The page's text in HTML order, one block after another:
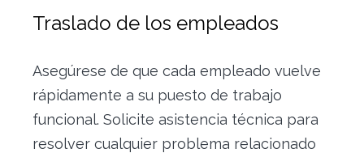
Traslado de los empleados
Asegúrese de que cada empleado vuelve
rápidamente a su puesto de trabajo
funcional. Solicite asistencia técnica para
resolver cualquier problema relacionado